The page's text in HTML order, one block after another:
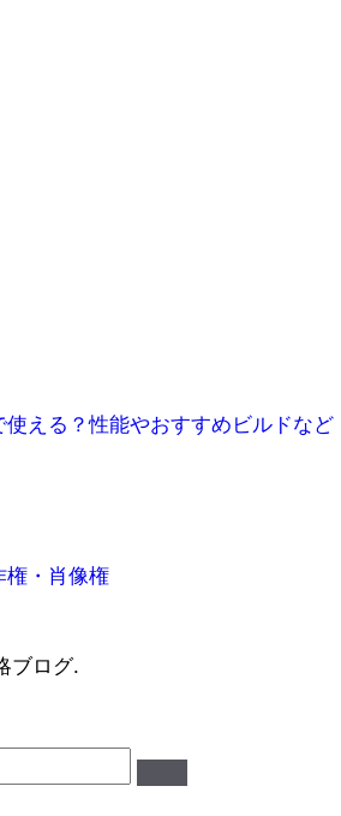
使える？性能やおすすめビルドなど
権・肖像権
ブログ.